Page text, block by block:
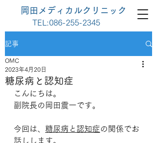
岡田メディカルクリニック
TEL:086-255-2345
記事
糖尿病と認知症
OMC
2023年4月20日
こんにちは。
副院長の岡田震一です。
今回は、 糖尿病と認知症の関係でお
話しします。